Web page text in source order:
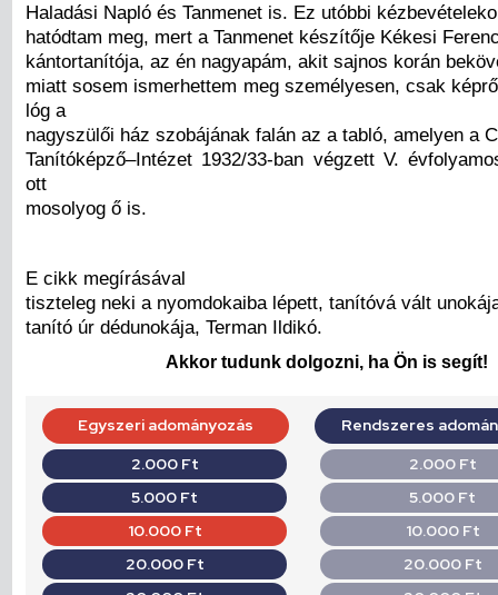
Haladási Napló és Tanmenet is. Ez utóbbi
hatódtam meg, mert a Tanmenet készítője Kékesi
kántortanítója, az én nagyapám, akit sajnos korán
miatt sosem ismerhettem meg személyesen, csak
lóg a
nagyszülői ház szobájának falán az a tabló, amelyen a
Tanítóképző–Intézet 1932/33-ban végzett V.
ott
mosolyog ő is.
E cikk megírásával
tiszteleg neki a nyomdokaiba lépett, tanítóvá vált
tanító úr dédunokája, Terman Ildikó.
Akkor tudunk dolgozni, ha Ön is segít!